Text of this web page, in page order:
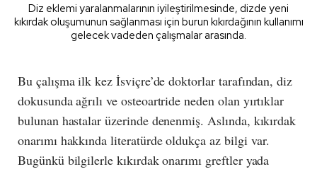
Diz eklemi yaralanmalarının iyileştirilmesinde, dizde yeni
kıkırdak oluşumunun sağlanması için burun kıkırdağının kullanımı
gelecek vadeden çalışmalar arasında.
Bu çalışma ilk kez İsviçre’de doktorlar tarafından, diz
dokusunda ağrılı ve osteoartride neden olan yırtıklar
bulunan hastalar üzerinde denenmiş. Aslında, kıkırdak
onarımı hakkında literatürde oldukça az bilgi var.
Bugünkü bilgilerle kıkırdak onarımı greftler yada